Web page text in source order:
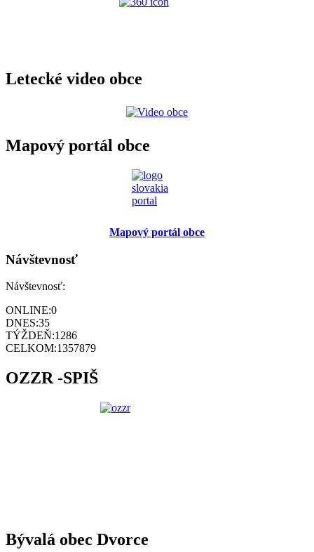
Letecké video obce
Mapový portál obce
Mapový portál obce
Návštevnosť
Návštevnosť:
ONLINE:0
DNES:35
TÝŽDEŇ:1286
CELKOM:1357879
OZZR -SPIŠ
Bývalá obec Dvorce